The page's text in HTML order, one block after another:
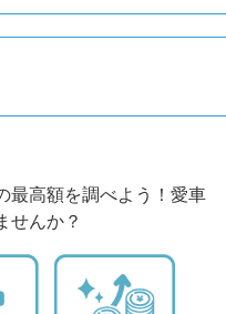
最高額を調べよう！愛車
せんか？